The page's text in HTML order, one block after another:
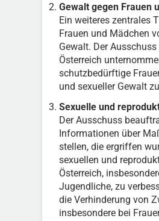
Gewalt gegen Frauen
Ein weiteres zentrales
Frauen und Mädchen
Gewalt. Der
Österreich
schutzbedürftige
und sexueller Gewalt
Sexuelle und
Der Ausschuss
Informationen über
stellen, die ergriffen
sexuellen und
Österreich,
Jugendliche, zu
die Verhinderung von
insbesondere bei